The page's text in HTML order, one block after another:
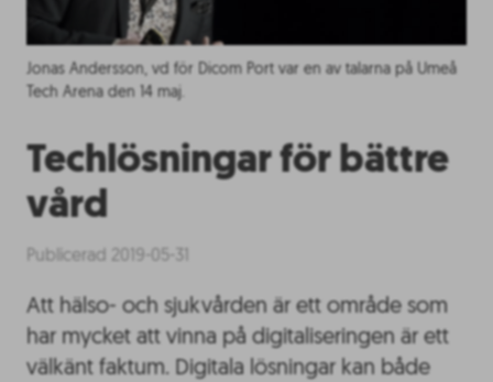
Jonas Andersson, vd för Dicom Port var en av talarna på Umeå
Tech Arena den 14 maj.
Techlösningar för bättre
vård
Publicerad 2019-05-31
Att hälso- och sjukvården är ett område som
har mycket att vinna på digitaliseringen är ett
välkänt faktum. Digitala lösningar kan både